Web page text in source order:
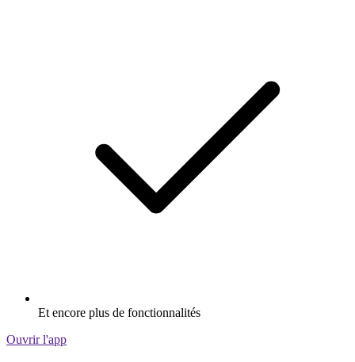
Et encore plus de fonctionnalités
Ouvrir l'app